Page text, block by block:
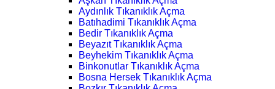
Aydınlık Tıkanıklık Açma
Batıhadimi Tıkanıklık Açma
Bedir Tıkanıklık Açma
Beyazıt Tıkanıklık Açma
Beyhekim Tıkanıklık Açma
Binkonutlar Tıkanıklık Açma
Bosna Hersek Tıkanıklık Açma